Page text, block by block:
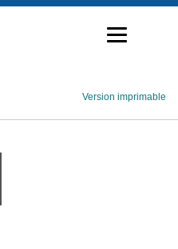
Version imprimable